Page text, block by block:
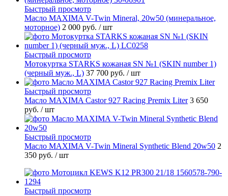
Быстрый просмотр
Масло MAXIMA V-Twin Mineral, 20w50 (минеральное,
моторное) 2 000 руб. / шт
Быстрый просмотр
Мотокуртка STARKS кожаная SN №1 (SKIN number 1)
(черный муж., L) 37 700 руб. / шт
Быстрый просмотр
Масло MAXIMA Castor 927 Racing Premix Liter 3 650
руб. / шт
Быстрый просмотр
Масло MAXIMA V-Twin Mineral Synthetic Blend 20w50 2
350 руб. / шт
Быстрый просмотр